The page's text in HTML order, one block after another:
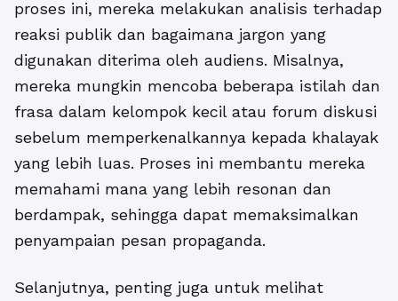
proses ini, mereka melakukan analisis terhadap
reaksi publik dan bagaimana jargon yang
digunakan diterima oleh audiens. Misalnya,
mereka mungkin mencoba beberapa istilah dan
frasa dalam kelompok kecil atau forum diskusi
sebelum memperkenalkannya kepada khalayak
yang lebih luas. Proses ini membantu mereka
memahami mana yang lebih resonan dan
berdampak, sehingga dapat memaksimalkan
penyampaian pesan propaganda.
Selanjutnya, penting juga untuk melihat